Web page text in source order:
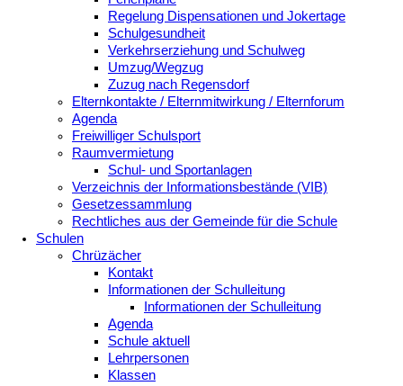
Regelung Dispensationen und Jokertage
Schulgesundheit
Verkehrserziehung und Schulweg
Umzug/Wegzug
Zuzug nach Regensdorf
Elternkontakte / Elternmitwirkung / Elternforum
Agenda
Freiwilliger Schulsport
Raumvermietung
Schul- und Sportanlagen
Verzeichnis der Informationsbestände (VIB)
Gesetzessammlung
Rechtliches aus der Gemeinde für die Schule
Schulen
Chrüzächer
Kontakt
Informationen der Schulleitung
Informationen der Schulleitung
Agenda
Schule aktuell
Lehrpersonen
Klassen